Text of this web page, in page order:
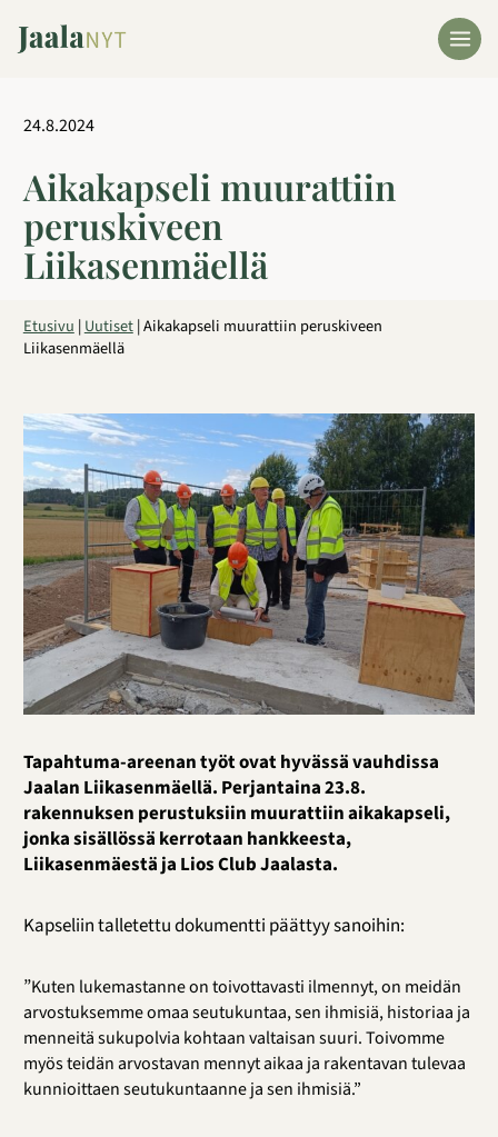
sisältöön
24.8.2024
Aikakapseli muurattiin
peruskiveen
Liikasenmäellä
Etusivu|Uutiset|Aikakapseli muurattiin peruskiveen
Liikasenmäellä
Tapahtuma-areenan työt ovat hyvässä vauhdissa
Jaalan Liikasenmäellä. Perjantaina 23.8.
rakennuksen perustuksiin muurattiin aikakapseli,
jonka sisällössä kerrotaan hankkeesta,
Liikasenmäestä ja Lios Club Jaalasta.
Kapseliin talletettu dokumentti päättyy sanoihin:
”Kuten lukemastanne on toivottavasti ilmennyt, on meidän
arvostuksemme omaa seutukuntaa, sen ihmisiä, historiaa ja
menneitä sukupolvia kohtaan valtaisan suuri. Toivomme
myös teidän arvostavan mennyt aikaa ja rakentavan tulevaa
kunnioittaen seutukuntaanne ja sen ihmisiä.”